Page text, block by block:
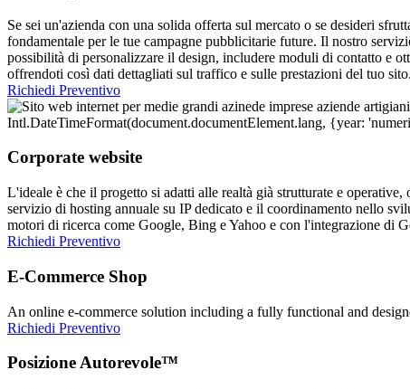
Se sei un'azienda con una solida offerta sul mercato o se desideri
fondamentale per le tue campagne pubblicitarie future. Il nostro
possibilità di personalizzare il design, includere moduli di contatto e
offrendoti così dati dettagliati sul traffico e sulle prestazioni del tuo sito.
Richiedi Preventivo
Corporate website
L'ideale è che il progetto si adatti alle realtà già strutturate e
servizio di hosting annuale su IP dedicato e il coordinamento nello
motori di ricerca come Google, Bing e Yahoo e con l'integrazione di
Richiedi Preventivo
E-Commerce Shop
An online e-commerce solution including a fully functional and
Richiedi Preventivo
Posizione Autorevole™